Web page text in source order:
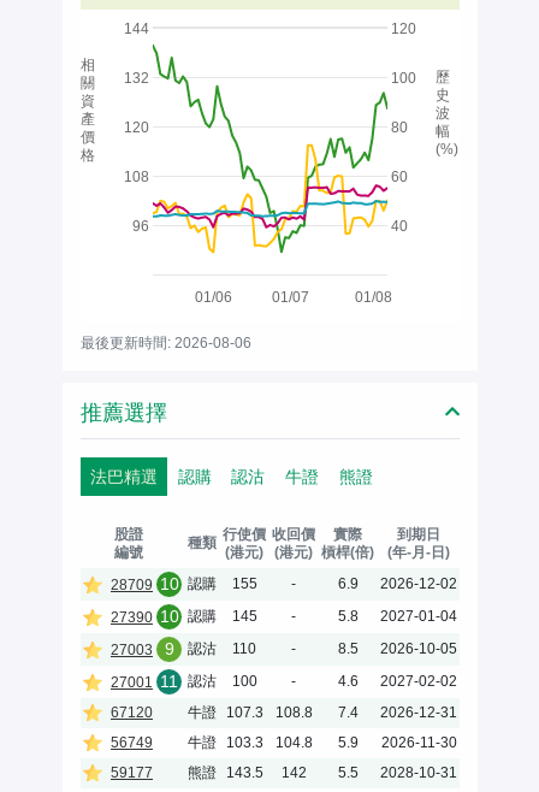
01/06 01/07 01/08
96
108
120
132
144
40
60
80
100
120
相
關
資
產
價
格
歷
史
波
幅
(%)
最後更新時間: 2026-08-06
推薦選擇
法巴精選 認購 認沽 牛證 熊證
股證
編號
種類 行使價
(港元)
收回價
(港元)
實際
槓桿(倍)
到期日
(年-月-日)
28709 10 認購 155 - 6.9
2026-12-02
27390 10 認購 145 - 5.8
2027-01-04
27003
9 認沽 110 - 8.5
2026-10-05
27001
11 認沽 100 - 4.6
2027-02-02
67120
牛證 107.3 108.8 7.4
2026-12-31
56749
牛證 103.3 104.8 5.9
2026-11-30
59177
熊證 143.5 142 5.5
2028-10-31